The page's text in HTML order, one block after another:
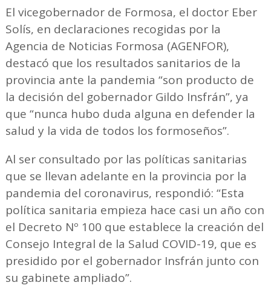
El vicegobernador de Formosa, el doctor Eber
Solís, en declaraciones recogidas por la
Agencia de Noticias Formosa (AGENFOR),
destacó que los resultados sanitarios de la
provincia ante la pandemia “son producto de
la decisión del gobernador Gildo Insfrán”, ya
que “nunca hubo duda alguna en defender la
salud y la vida de todos los formoseños”.
Al ser consultado por las políticas sanitarias
que se llevan adelante en la provincia por la
pandemia del coronavirus, respondió: “Esta
política sanitaria empieza hace casi un año con
el Decreto Nº 100 que establece la creación del
Consejo Integral de la Salud COVID-19, que es
presidido por el gobernador Insfrán junto con
su gabinete ampliado”.